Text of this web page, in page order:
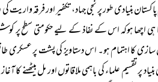
بنیادی طور پر نجی جہاد، تکفیر اور فرقہ
ہوکہ اس کے نفاذ کے لیے حکومتی سطح پر
کا اہتمام ہو۔ اس دستاویز کی پشت پر عسکری
تقسیم علماء کی باہمی ملاقاتوں اور مل بیٹھنے کا